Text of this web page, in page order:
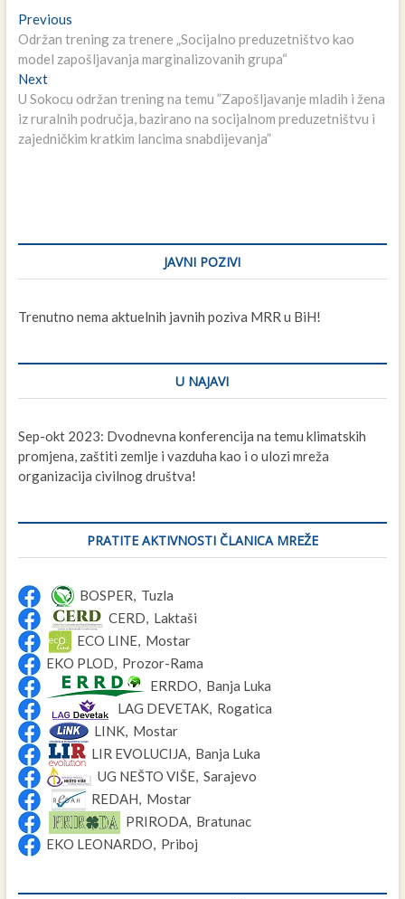
Navigacija
članaka
PreviousPrevious
post:
Održan trening za trenere „Socijalno preduzetništvo kao
model zapošljavanja marginalizovanih grupa“
NextNext
post:
U Sokocu održan trening na temu ”Zapošljavanje mladih i žena
iz ruralnih područja, bazirano na socijalnom preduzetništvu i
zajedničkim kratkim lancima snabdijevanja”
JAVNI POZIVI
Trenutno nema aktuelnih javnih poziva MRR u BiH!
U NAJAVI
Sep-okt 2023: Dvodnevna konferencija na temu klimatskih
promjena, zaštiti zemlje i vazduha kao i o ulozi mreža
organizacija civilnog društva!
PRATITE AKTIVNOSTI ČLANICA MREŽE
BOSPER, Tuzla
CERD, Laktaši
ECO LINE, Mostar
EKO PLOD, Prozor-Rama
ERRDO, Banja Luka
LAG DEVETAK, Rogatica
LINK, Mostar
LIR EVOLUCIJA, Banja Luka
UG NEŠTO VIŠE, Sarajevo
REDAH, Mostar
PRIRODA, Bratunac
EKO LEONARDO, Priboj